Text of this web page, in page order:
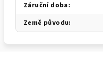
Záruční doba:
Země původu: